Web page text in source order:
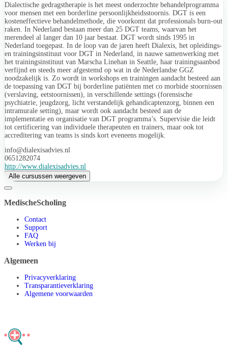
Dialectische gedragstherapie is het meest onderzochte behandelprogramma
voor mensen met een borderline persoonlijkheidsstoornis. DGT is een
kosteneffectieve behandelmethode, die voorkomt dat professionals burn-out
raken. In Nederland bestaan meer dan 25 DGT teams, waarvan het
merendeel al langer dan 10 jaar bestaat. DGT wordt sinds 1995 in
Nederland toegepast. In de loop van de jaren heeft Dialexis, het opleidings-
en trainingsinstituut voor DGT in Nederland, in nauwe samenwerking met
het trainingsinstituut van Marscha Linehan in Seattle, haar trainingsaanbod
verfijnd en steeds meer afgestemd op wat in de Nederlandse GGZ
noodzakelijk is. Zo wordt in workshops en trainingen aandacht besteed aan
de toepassing van DGT bij borderline patiënten met co morbide stoornissen
(verslaving, eetstoornissen), in verschillende settings (forensische
psychiatrie, jeugdzorg, licht verstandelijk gehandicaptenzorg, binnen een
intramurale setting), maar wordt ook aandacht besteed aan de
implementatie en organisatie van DGT programma’s. Supervisie die leidt
tot certificering van individuele therapeuten en trainers, maar ook tot
accreditering van teams is sinds kort eveneens mogelijk.
info@dialexisadvies.nl
0651282074
http://www.dialexisadvies.nl
Alle cursussen weergeven
MedischeScholing
Contact
Support
FAQ
Werken bij
Algemeen
Privacyverklaring
Transparantieverklaring
Algemene voorwaarden